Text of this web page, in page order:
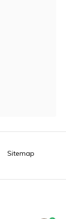
Sitemap